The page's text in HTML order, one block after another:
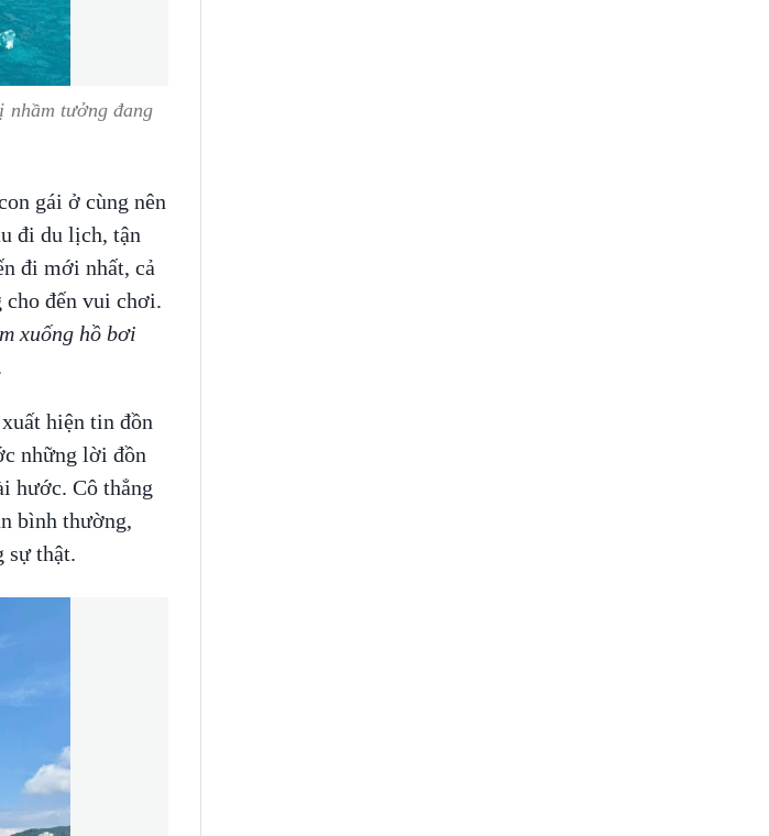
nhầm tưởng đang
gái ở cùng nên
đi du lịch, tận
đi mới nhất, cả
cho đến vui chơi.
xuống hồ bơi
hiện tin đồn
những lời đồn
hước. Cô thẳng
bình thường,
sự thật.